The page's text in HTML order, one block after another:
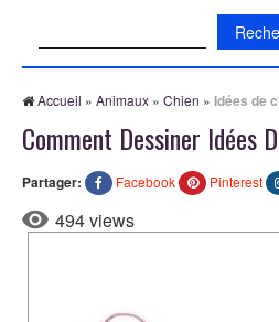
Accueil » Animaux » Chien » Idées de
Comment Dessiner Idées
Partager: Facebook Pinterest
494 views